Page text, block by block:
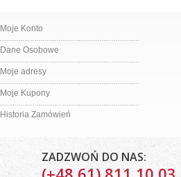
Moje Konto
Dane Osobowe
Moje adresy
Moje Kupony
Historia Zamówień
ZADZWOŃ DO NAS: